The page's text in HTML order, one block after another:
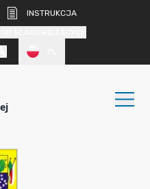
INSTRUKCJA